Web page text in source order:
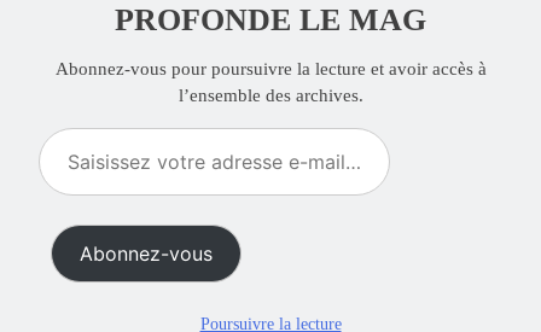
PROFONDE LE MAG
Abonnez-vous pour poursuivre la lecture et avoir accès à
l’ensemble des archives.
Saisissez
votre
adresse
mail…Abonnez-vous
Poursuivre la lecture